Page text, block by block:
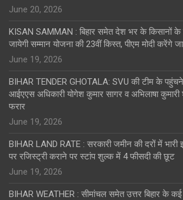
June 20, 2026
KISAN SAMMAN : बिहार समेत देश भर के किसानों
जायेगी सम्मान योजना की 23वीं किस्त, पीएम मोदी करेंगे
June 19, 2026
BIHAR TENDER GHOTALA: SVU की टीम के
आईएएस अधिकारी योगेश कुमार सागर व अभिलाषा कुमारी
फरार
June 19, 2026
BIHAR LAND RATE : सरकारी जमीन की दरों में भारी
पर रजिस्ट्री कराने पर स्टांप शुल्क में 4 फीसदी की छूट
June 19, 2026
BIHAR WEATHER : सीमांचल समेत उत्तर बिहार के